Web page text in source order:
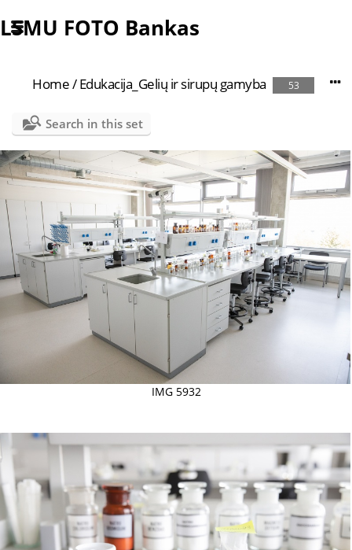
LSMU FOTO Bankas
Home/Edukacija_Gelių ir sirupų gamyba 53
Search in this set
IMG 5932